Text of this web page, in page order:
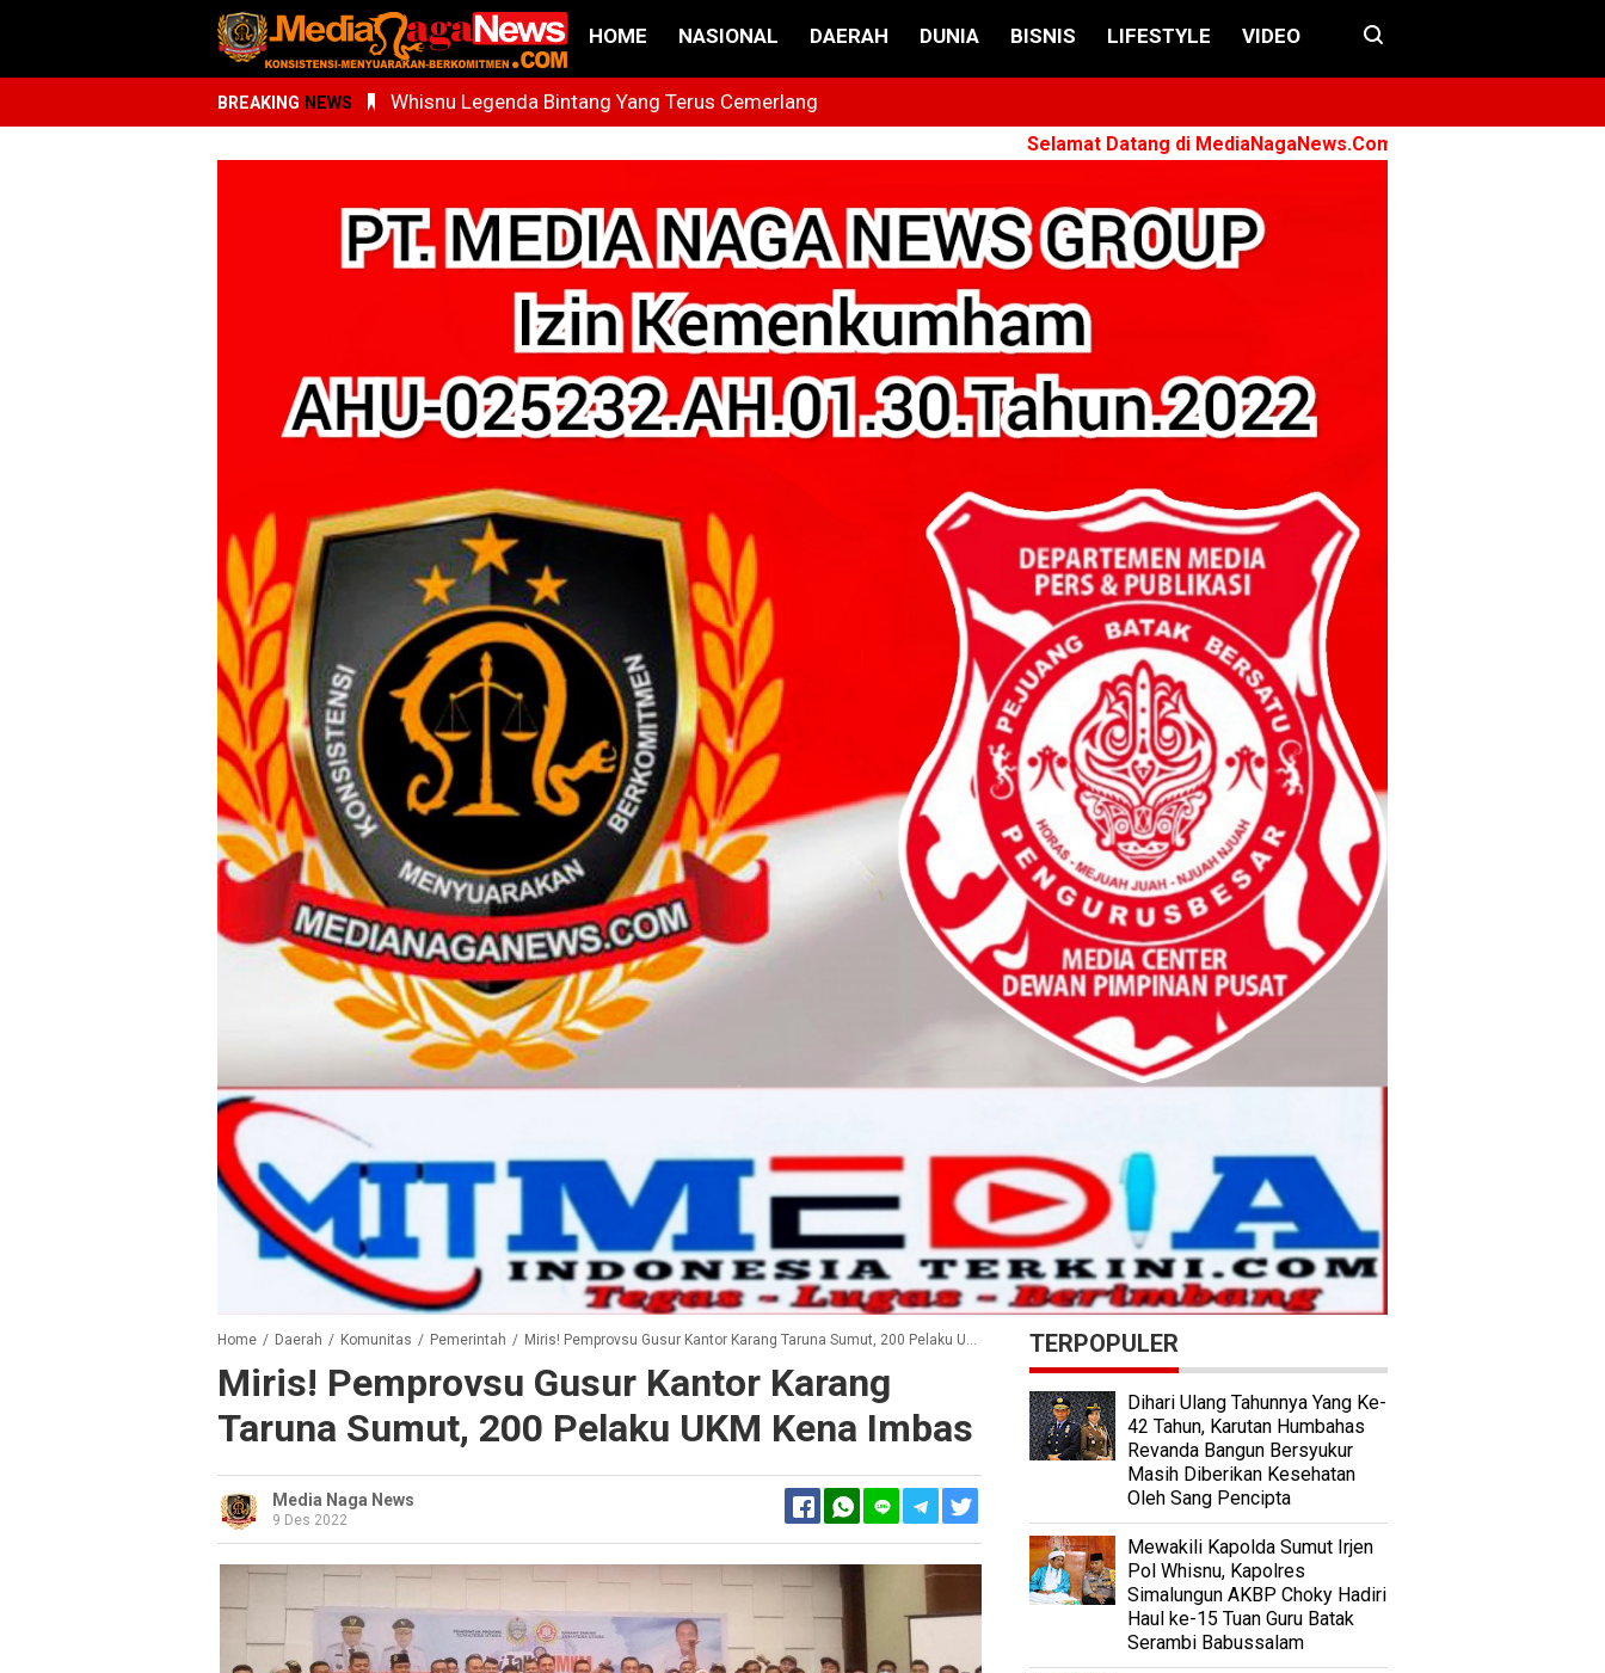
HOME NASIONAL DAERAH DUNIA BISNIS LIFESTYLE VIDEO
BREAKING NEWS
Whisnu Legenda Bintang Yang Terus Cemerlang
AdNI, RSU Haji Medan, PCM Sunggal dan SMEC Siap Gelar Bakti Sosial
Ari Al Kasfi Resmi Dikukuhkan Sebagai Ketua DPC GPIE Kota Medan Periode 2026-2030
Kemenhaj Sumut
Selamat Datang di MediaNagaNews.Com ➤ Konsisten - Menyuarakan -
Home / Daerah / Komunitas / Pemerintah / Miris! Pemprovsu Gusur Kantor Karang Taruna Sumut, 200 Pelaku UKM Kena Imbas
Miris! Pemprovsu Gusur Kantor Karang
Taruna Sumut, 200 Pelaku UKM Kena Imbas
Media Naga News
9 Des 2022
TERPOPULER
Dihari Ulang Tahunnya Yang Ke-
42 Tahun, Karutan Humbahas
Revanda Bangun Bersyukur
Masih Diberikan Kesehatan
Oleh Sang Pencipta
Mewakili Kapolda Sumut Irjen
Pol Whisnu, Kapolres
Simalungun AKBP Choky Hadiri
Haul ke-15 Tuan Guru Batak
Serambi Babussalam